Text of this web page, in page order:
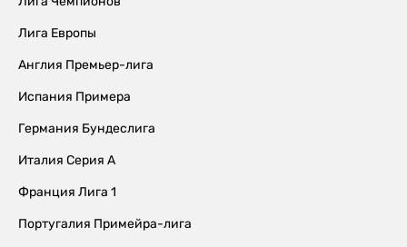
Лига Европы
Англия Премьер-лига
Испания Примера
Германия Бундеслига
Италия Серия А
Франция Лига 1
Португалия Примейра-лига